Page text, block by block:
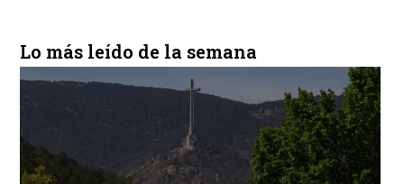
Lo más leído de la semana